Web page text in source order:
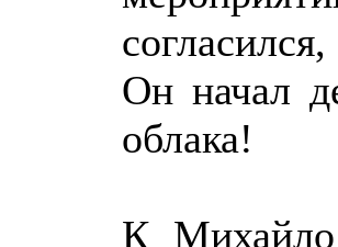
Он начал
облака!
К Михайло